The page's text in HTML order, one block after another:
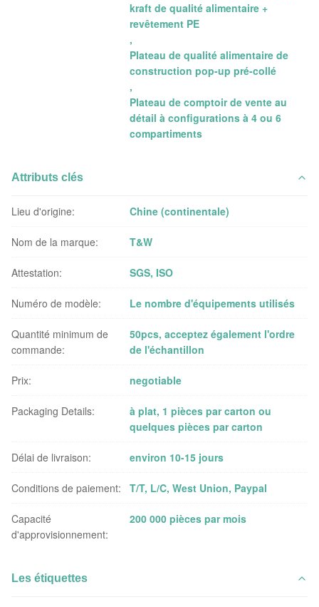
kraft de qualité alimentaire +
revêtement PE
,
Plateau de qualité alimentaire de
construction pop-up pré-collé
,
Plateau de comptoir de vente au
détail à configurations à 4 ou 6
compartiments
Attributs clés
Lieu d'origine: Chine (continentale)
Nom de la marque: T&W
Attestation: SGS, ISO
Numéro de modèle: Le nombre d'équipements utilisés
Quantité minimum de
commande:
50pcs, acceptez également l'ordre
de l'échantillon
Prix: negotiable
Packaging Details:
à plat, 1 pièces par carton ou
quelques pièces par carton
Délai de livraison: environ 10-15 jours
Conditions de paiement: T/T, L/C, West Union, Paypal
Capacité
d'approvisionnement:
200 000 pièces par mois
Les étiquettes